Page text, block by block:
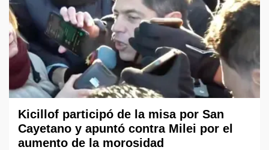
Kicillof participó de la misa por San
Cayetano y apuntó contra Milei por el
aumento de la morosidad